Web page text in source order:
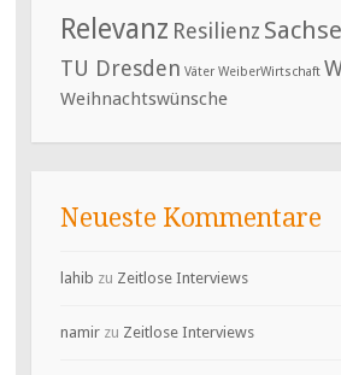
Relevanz Resilienz
TU Dresden Väter WeiberWirtschaft
Weihnachtswünsche
Neueste Kommentare
lahib zu Zeitlose Interviews
namirzu Zeitlose Interviews